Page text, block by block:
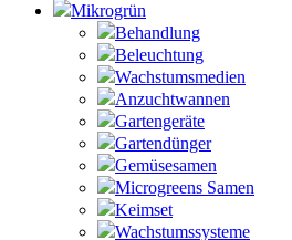
Mikrogrün
Behandlung
Beleuchtung
Wachstumsmedien
Anzuchtwannen
Gartengeräte
Gartendünger
Gemüsesamen
Microgreens Samen
Keimset
Wachstumssysteme